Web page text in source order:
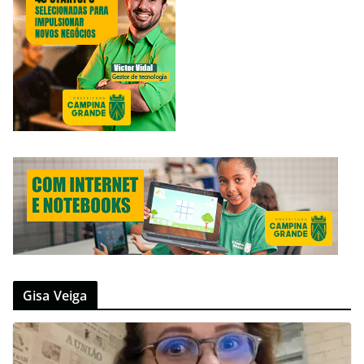
Gisa Veiga